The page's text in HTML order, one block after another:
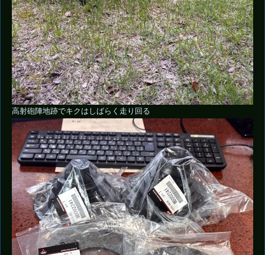
高射砲陣地跡でキクはしばらく走り回る